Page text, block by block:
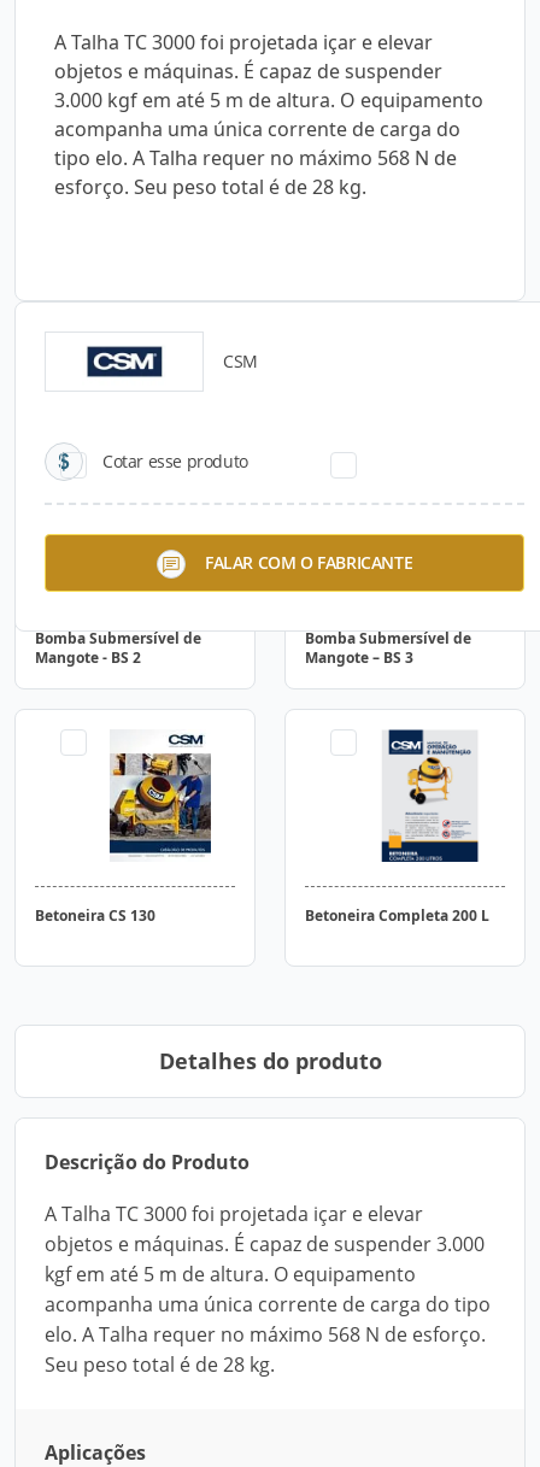
A Talha TC 3000 foi projetada içar e elevar
objetos e máquinas. É capaz de suspender
3.000 kgf em até 5 m de altura. O equipamento
acompanha uma única corrente de carga do
tipo elo. A Talha requer no máximo 568 N de
esforço. Seu peso total é de 28 kg.
CSM
Cotar esse produto
FALAR COM O FABRICANTE
Catálogos para Download
Bomba Submersível de
Mangote - BS 2
Bomba Submersível de
Mangote – BS 3
Betoneira CS 130 Betoneira Completa 200 L
Detalhes do produto
Descrição do Produto
A Talha TC 3000 foi projetada içar e elevar
objetos e máquinas. É capaz de suspender 3.000
kgf em até 5 m de altura. O equipamento
acompanha uma única corrente de carga do tipo
elo. A Talha requer no máximo 568 N de esforço.
Seu peso total é de 28 kg.
Aplicações